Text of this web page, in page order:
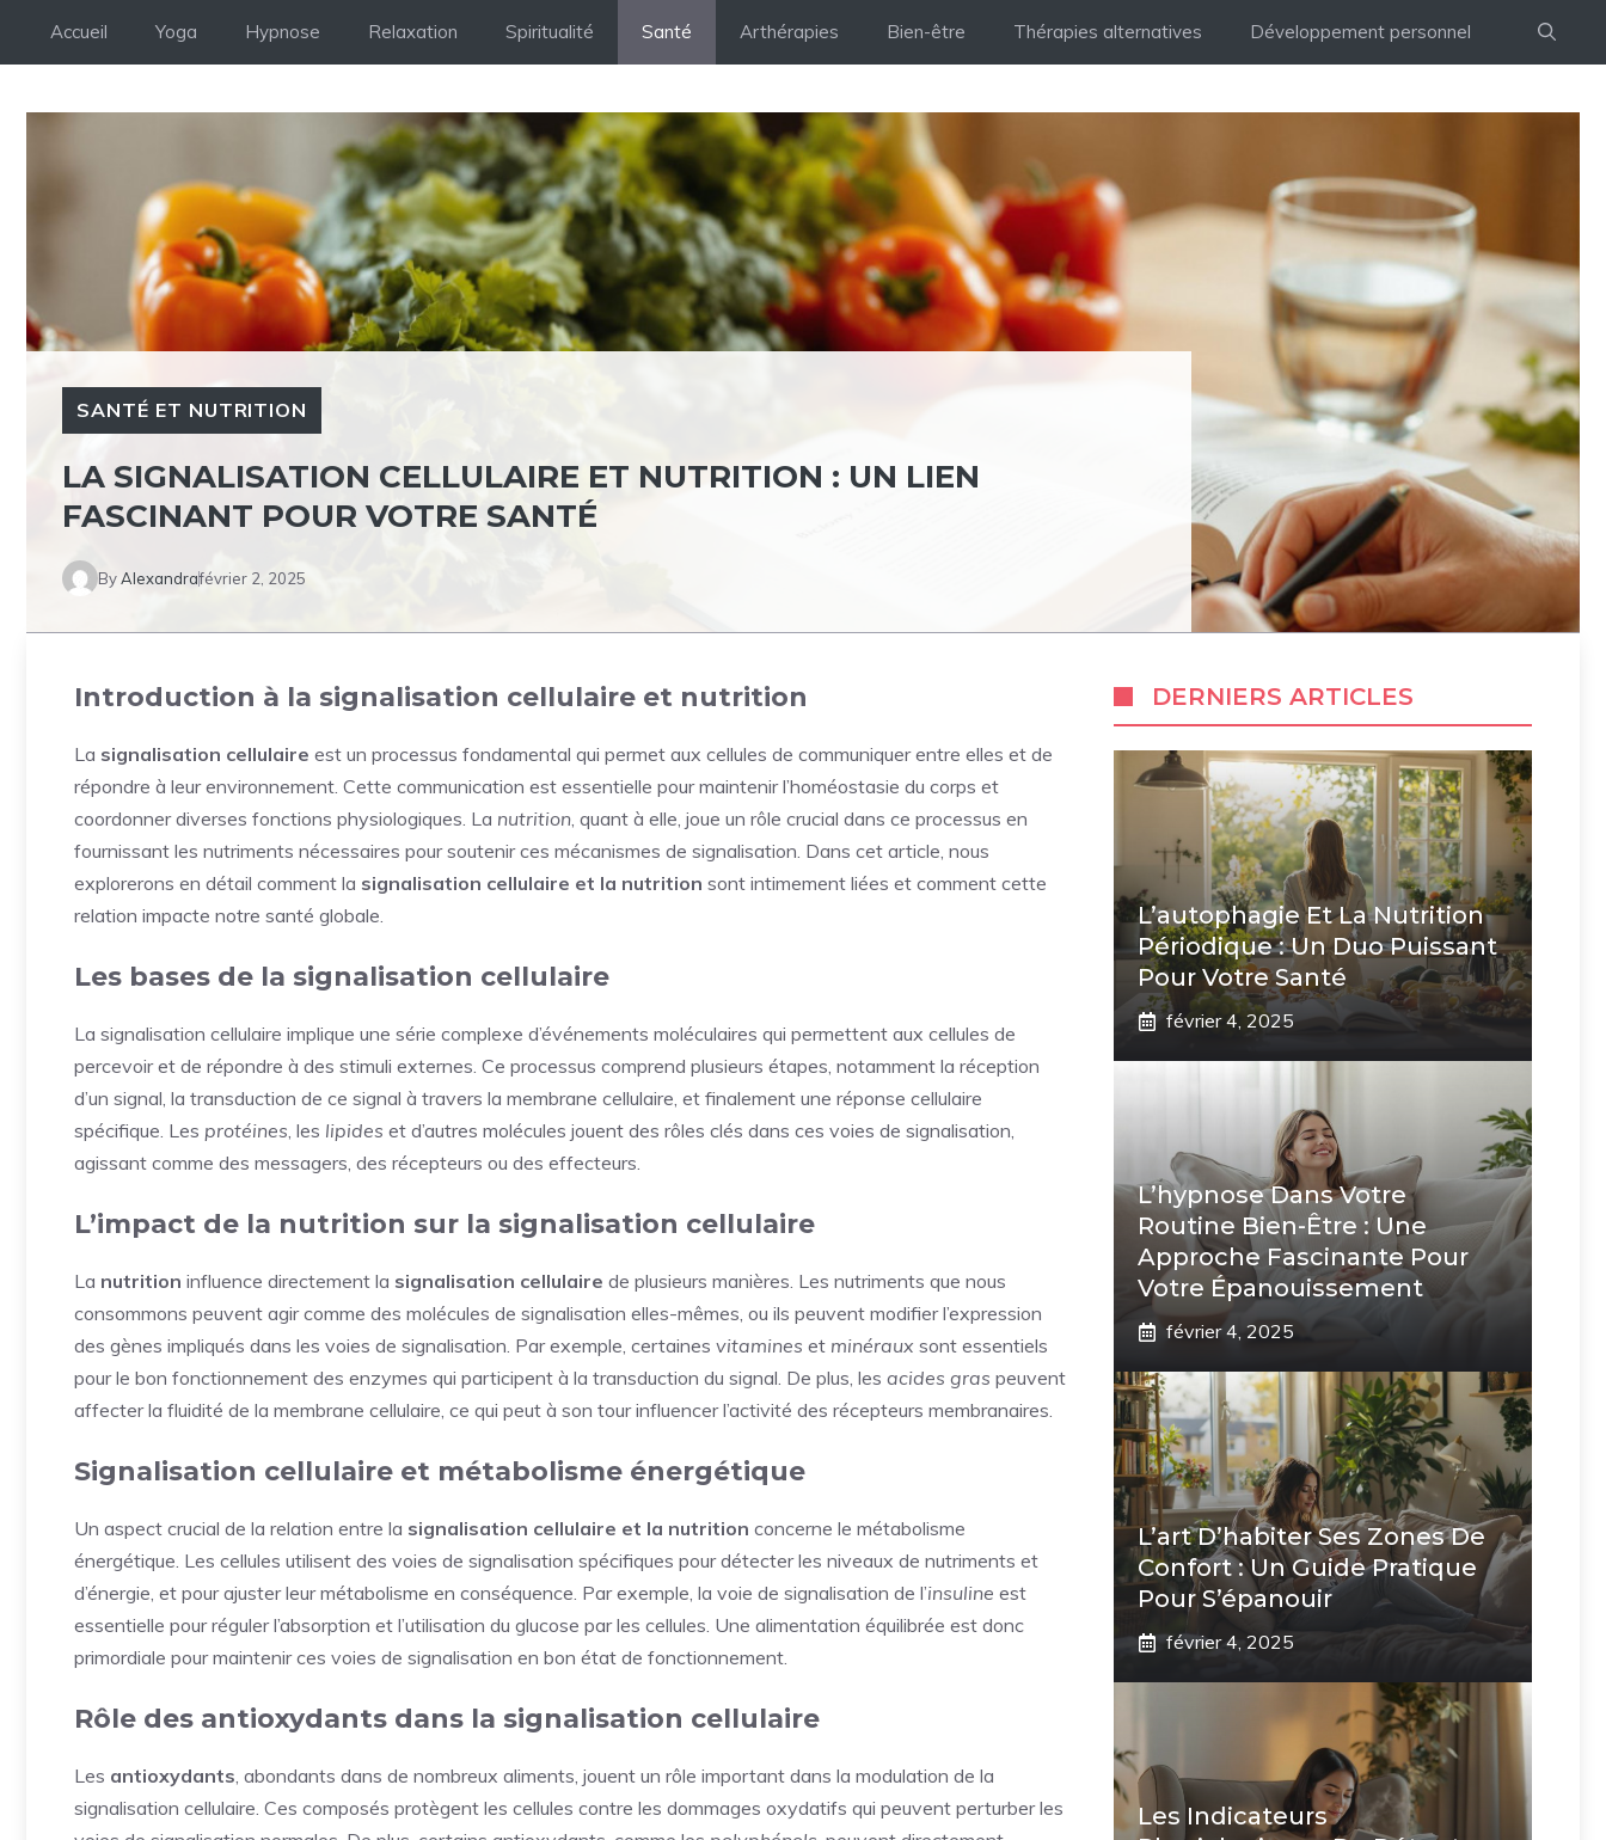
Accueil Yoga Hypnose Relaxation Spiritualité Santé Arthérapies Bien-être Thérapies alternatives Développement personnel
SANTÉ ET NUTRITION
LA SIGNALISATION CELLULAIRE ET NUTRITION : UN LIEN
FASCINANT POUR VOTRE SANTÉ
ByAlexandrafévrier 2, 2025
Introduction à la signalisation cellulaire et nutrition
La signalisation cellulaire est un processus fondamental qui permet aux cellules de communiquer entre elles et de
répondre à leur environnement. Cette communication est essentielle pour maintenir l’homéostasie du corps et
coordonner diverses fonctions physiologiques. La nutrition, quant à elle, joue un rôle crucial dans ce processus en
fournissant les nutriments nécessaires pour soutenir ces mécanismes de signalisation. Dans cet article, nous
explorerons en détail comment la signalisation cellulaire et la nutrition sont intimement liées et comment cette
relation impacte notre santé globale.
Les bases de la signalisation cellulaire
La signalisation cellulaire implique une série complexe d’événements moléculaires qui permettent aux cellules de
percevoir et de répondre à des stimuli externes. Ce processus comprend plusieurs étapes, notamment la réception
d’un signal, la transduction de ce signal à travers la membrane cellulaire, et finalement une réponse cellulaire
spécifique. Les protéines, les lipides et d’autres molécules jouent des rôles clés dans ces voies de signalisation,
agissant comme des messagers, des récepteurs ou des effecteurs.
L’impact de la nutrition sur la signalisation cellulaire
La nutrition influence directement la signalisation cellulaire de plusieurs manières. Les nutriments que nous
consommons peuvent agir comme des molécules de signalisation elles-mêmes, ou ils peuvent modifier l’expression
des gènes impliqués dans les voies de signalisation. Par exemple, certaines vitamines et minéraux sont essentiels
pour le bon fonctionnement des enzymes qui participent à la transduction du signal. De plus, les acides gras peuvent
affecter la fluidité de la membrane cellulaire, ce qui peut à son tour influencer l’activité des récepteurs membranaires.
Signalisation cellulaire et métabolisme énergétique
Un aspect crucial de la relation entre la signalisation cellulaire et la nutrition concerne le métabolisme
énergétique. Les cellules utilisent des voies de signalisation spécifiques pour détecter les niveaux de nutriments et
d’énergie, et pour ajuster leur métabolisme en conséquence. Par exemple, la voie de signalisation de l’insuline est
essentielle pour réguler l’absorption et l’utilisation du glucose par les cellules. Une alimentation équilibrée est donc
primordiale pour maintenir ces voies de signalisation en bon état de fonctionnement.
Rôle des antioxydants dans la signalisation cellulaire
Les antioxydants, abondants dans de nombreux aliments, jouent un rôle important dans la modulation de la
signalisation cellulaire. Ces composés protègent les cellules contre les dommages oxydatifs qui peuvent perturber les
DERNIERS ARTICLES
L’autophagie Et La Nutrition
Périodique : Un Duo Puissant
Pour Votre Santé
février 4, 2025
L’hypnose Dans Votre
Routine Bien-Être : Une
Approche Fascinante Pour
Votre Épanouissement
février 4, 2025
L’art D’habiter Ses Zones De
Confort : Un Guide Pratique
Pour S’épanouir
février 4, 2025
Les Indicateurs